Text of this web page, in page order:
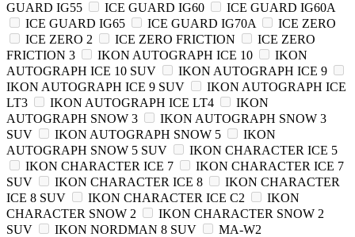
GUARD IG55
ICE GUARD IG60
ICE GUARD IG60A
ICE GUARD IG65
ICE GUARD IG70A
ICE ZERO
ICE ZERO 2
ICE ZERO FRICTION
ICE ZERO
FRICTION 3
IKON AUTOGRAPH ICE 10
IKON
AUTOGRAPH ICE 10 SUV
IKON AUTOGRAPH ICE 9
IKON AUTOGRAPH ICE 9 SUV
IKON AUTOGRAPH ICE
LT3
IKON AUTOGRAPH ICE LT4
IKON
AUTOGRAPH SNOW 3
IKON AUTOGRAPH SNOW 3
SUV
IKON AUTOGRAPH SNOW 5
IKON
AUTOGRAPH SNOW 5 SUV
IKON CHARACTER ICE 5
IKON CHARACTER ICE 7
IKON CHARACTER ICE 7
SUV
IKON CHARACTER ICE 8
IKON CHARACTER
ICE 8 SUV
IKON CHARACTER ICE C2
IKON
CHARACTER SNOW 2
IKON CHARACTER SNOW 2
SUV
IKON NORDMAN 8 SUV
MA-W2